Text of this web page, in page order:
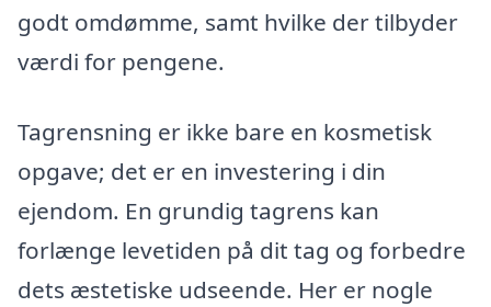
godt omdømme, samt hvilke der tilbyder
værdi for pengene.
Tagrensning er ikke bare en kosmetisk
opgave; det er en investering i din
ejendom. En grundig tagrens kan
forlænge levetiden på dit tag og forbedre
dets æstetiske udseende. Her er nogle